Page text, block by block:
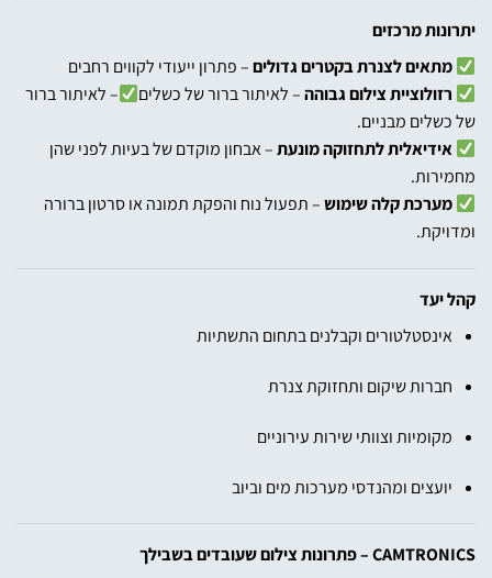
יתרונות מרכזים
מתאים לצנרת בקטרים ​​גדולים–פתרון ייעודי לקווים רחבים
רזולוציית צילום גבוהה–לאיתורברורשלכשלים
– לאיתור ברור
של כשלים מבניים.
אידיאלית לתחזוקה מונעת–אבחון מוקדם של בעיות לפני שהן
מחמירות.
מערכת קלה שימוש–תפעולנוח והפקת תמונה או סרטון ברורה
ומדויקת.
קהל יעד
אינסטלטורים וקבלנים בתחום התשתיות
חברות שיקום ותחזוקת צנרת
מקומיות וצוותי שירות עירוניים
יועצים ומהנדסי מערכות מים וביוב
CAMTRONICS – פתרונות צילום שעובדים בשבילך